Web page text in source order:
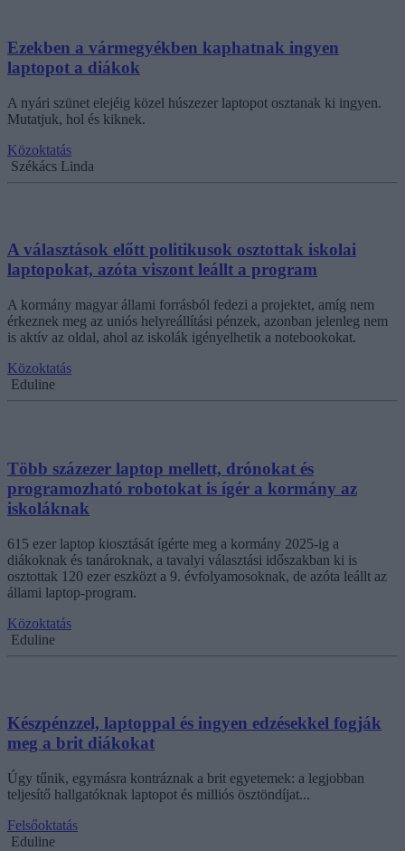
Ezekben a vármegyékben kaphatnak ingyen
laptopot a diákok
A nyári szünet elejéig közel húszezer laptopot osztanak ki ingyen.
Mutatjuk, hol és kiknek.
Közoktatás
Székács Linda
A választások előtt politikusok osztottak iskolai
laptopokat, azóta viszont leállt a program
A kormány magyar állami forrásból fedezi a projektet, amíg nem
érkeznek meg az uniós helyreállítási pénzek, azonban jelenleg nem
is aktív az oldal, ahol az iskolák igényelhetik a notebookokat.
Közoktatás
Eduline
Több százezer laptop mellett, drónokat és
programozható robotokat is ígér a kormány az
iskoláknak
615 ezer laptop kiosztását ígérte meg a kormány 2025-ig a
diákoknak és tanároknak, a tavalyi választási időszakban ki is
osztottak 120 ezer eszközt a 9. évfolyamosoknak, de azóta leállt az
állami laptop-program.
Közoktatás
Eduline
Készpénzzel, laptoppal és ingyen edzésekkel fogják
meg a brit diákokat
Úgy tűnik, egymásra kontráznak a brit egyetemek: a legjobban
teljesítő hallgatóknak laptopot és milliós ösztöndíjat...
Felsőoktatás
Eduline